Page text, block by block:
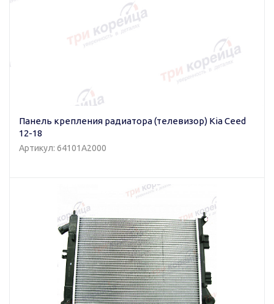
Панель крепления радиатора (телевизор) Kia Ceed
12-18
Артикул: 64101A2000